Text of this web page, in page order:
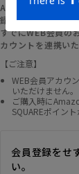
Amazonアカウン
録が可能です。
すでにWEB会員の
カウントを連携いた
【ご注意】
WEB会員アカウ
いただけません。
ご購入時に
SQUAREポイント
会員登録をせ
い。